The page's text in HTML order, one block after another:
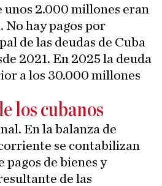
unos 2.000 millones eran
No hay pagos por
de las deudas de Cuba
2021. En 2025 la deuda
a los 30.000 millones
los cubanos
En la balanza de
se contabilizan
pagos de bienes y
de las